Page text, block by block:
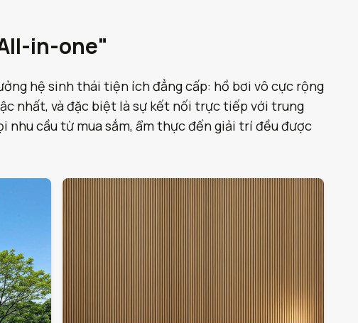
in-one"
hệ sinh thái tiện ích đẳng cấp: hồ bơi vô cực rộng
nhất, và đặc biệt là sự kết nối trực tiếp với trung
nhu cầu từ mua sắm, ẩm thực đến giải trí đều được